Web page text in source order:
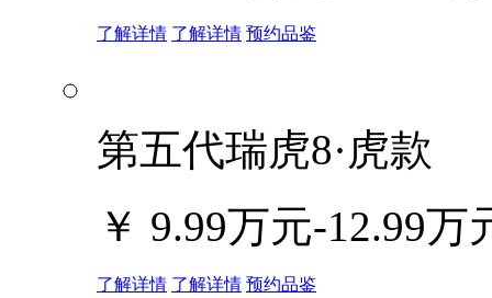
了解详情 了解详情 预约品鉴
第五代瑞虎8·虎款
￥ 9.99万元-12.99万
了解详情 了解详情 预约品鉴